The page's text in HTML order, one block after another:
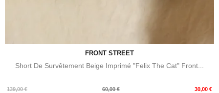
FRONT STREET
Short De Survêtement Beige Imprimé "Felix The Cat" Front...
139,00 €
Prix
60,00 € 30,00 €
Prix